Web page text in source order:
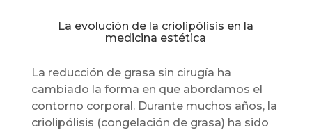
La evolución de la criolipólisis en la
medicina estética
La reducción de grasa sin cirugía ha
cambiado la forma en que abordamos el
contorno corporal. Durante muchos años, la
criolipólisis (congelación de grasa) ha sido